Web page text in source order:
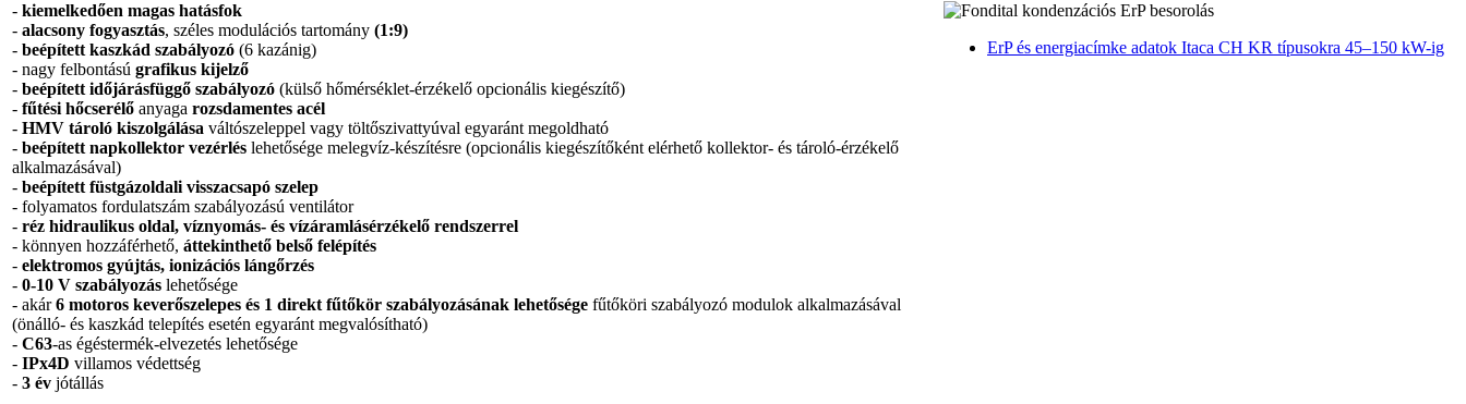
- kiemelkedően magas hatásfok
- alacsony fogyasztás, széles modulációs tartomány (1:9)
- beépített kaszkád szabályozó (6 kazánig)
- nagy felbontású grafikus kijelző
- beépített időjárásfüggő szabályozó (külső hőmérséklet-érzékelő opcionális kiegészítő)
- fűtési hőcserélő anyaga rozsdamentes acél
- HMV tároló kiszolgálása váltószeleppel vagy töltőszivattyúval egyaránt megoldható
- beépített napkollektor vezérlés lehetősége melegvíz-készítésre (opcionális kiegészítőként elérhető kollektor- és tároló-érzékelő
alkalmazásával)
- beépített füstgázoldali visszacsapó szelep
- folyamatos fordulatszám szabályozású ventilátor
- réz hidraulikus oldal, víznyomás- és vízáramlásérzékelő rendszerrel
- könnyen hozzáférhető, áttekinthető belső felépítés
- elektromos gyújtás, ionizációs lángőrzés
- 0-10 V szabályozás lehetősége
- akár6 motoros keverőszelepes és 1 direkt fűtőkör szabályozásának lehetősége fűtőköri szabályozó modulok alkalmazásával
(önálló- és kaszkád telepítés esetén egyaránt megvalósítható)
- C63-as égéstermék-elvezetés lehetősége
- IPx4D villamos védettség
- 3 év jótállás
ErP és energiacímke adatok Itaca CH KR típusokra 45–150 kW-ig